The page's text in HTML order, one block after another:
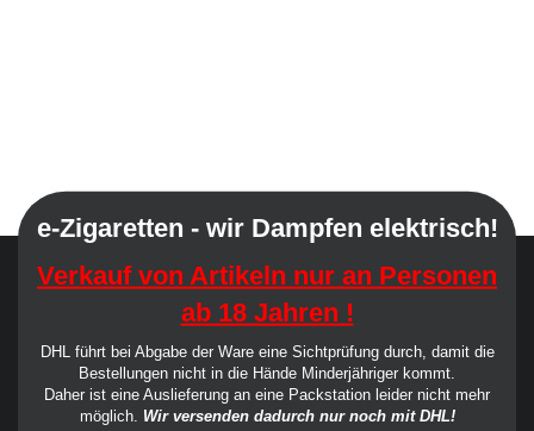
e-Zigaretten - wir Dampfen elektrisch!
Verkauf von Artikeln nur an Personen
ab 18 Jahren !
DHL führt bei Abgabe der Ware eine Sichtprüfung durch, damit die
Bestellungen nicht in die Hände Minderjähriger kommt.
Daher ist eine Auslieferung an eine Packstation leider nicht mehr
möglich. Wir versenden dadurch nur noch mit DHL!